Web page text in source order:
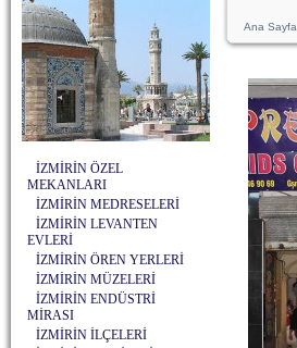
İZMİRİN ÖZEL
MEKANLARI
İZMİRİN MEDRESELERİ
İZMİRİN LEVANTEN
EVLERİ
İZMİRİN ÖREN YERLERİ
İZMİRİN MÜZELERİ
İZMİRİN ENDÜSTRİ
MİRASI
İZMİRİN İLÇELERİ
Ana Sayfa